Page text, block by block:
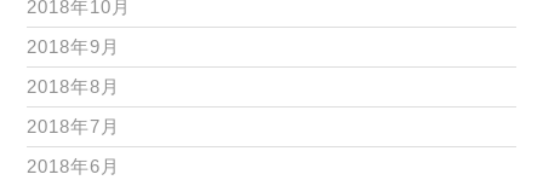
2018年10月
2018年9月
2018年8月
2018年7月
2018年6月